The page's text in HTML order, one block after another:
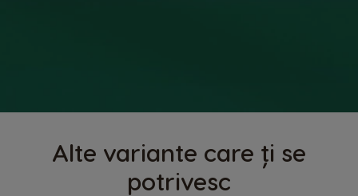
Alte variante care ți se
potrivesc